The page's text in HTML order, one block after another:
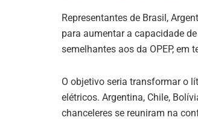
at
s
p
p
k
e
n
c
e
o
o
k
e
gr
m
Representantes de Brasil,
para aumentar a capacidade
semelhantes aos da OPEP, em
O objetivo seria transformar o
elétricos. Argentina, Chile,
chanceleres se reuniram na